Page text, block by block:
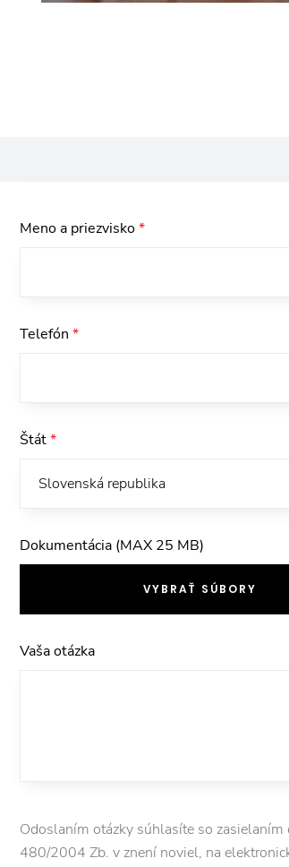
Meno a priezvisko*
Telefón *
Štát*
Dokumentácia (MAX 25 MB)
VYBRAŤ SÚBORY
Vaša otázka
Odoslaním otázky súhlasíte so
480/2004 Zb. v znení noviel, na